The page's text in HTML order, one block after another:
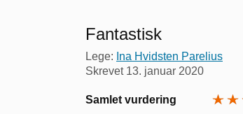
Fantastisk
Lege: Ina Hvidsten Parelius
Skrevet 13. januar 2020
Samlet vurdering